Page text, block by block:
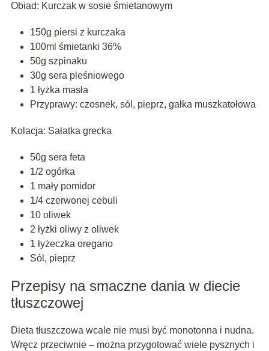
Obiad: Kurczak w sosie śmietanowym
150g piersi z kurczaka
100ml śmietanki 36%
50g szpinaku
30g sera pleśniowego
1 łyżka masła
Przyprawy: czosnek, sól, pieprz, gałka muszkatołowa
Kolacja: Sałatka grecka
50g sera feta
1/2 ogórka
1 mały pomidor
1/4 czerwonej cebuli
10 oliwek
2 łyżki oliwy z oliwek
1 łyżeczka oregano
Sól, pieprz
Przepisy na smaczne dania w diecie
tłuszczowej
Dieta tłuszczowa wcale nie musi być monotonna i nudna.
Wręcz przeciwnie – można przygotować wiele pysznych i